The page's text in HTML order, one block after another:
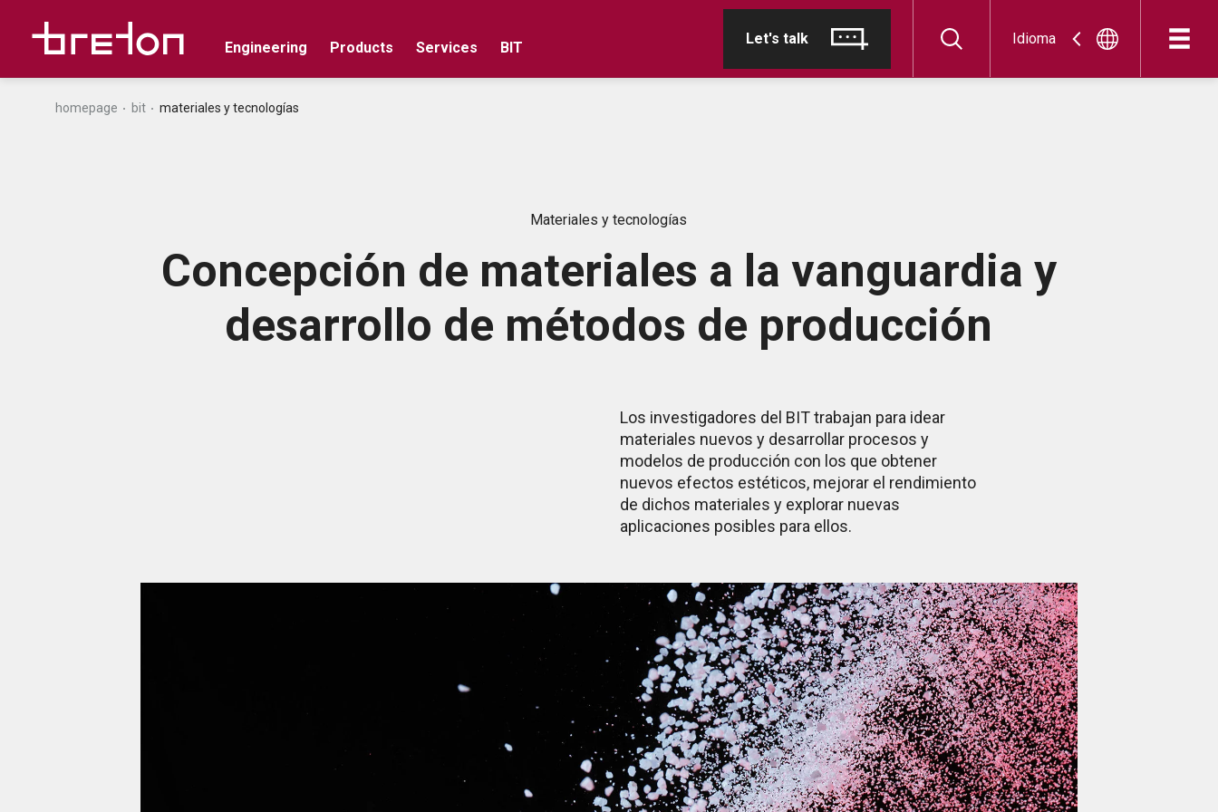
Engineering Products Services BIT
Let's talk Idioma
homepage bit materiales y tecnologías
Materiales y tecnologías
Concepción de materiales a la vanguardia y
desarrollo de métodos de producción
Los investigadores del BIT trabajan para idear
materiales nuevos y desarrollar procesos y
modelos de producción con los que obtener
nuevos efectos estéticos, mejorar el rendimiento
de dichos materiales y explorar nuevas
aplicaciones posibles para ellos.